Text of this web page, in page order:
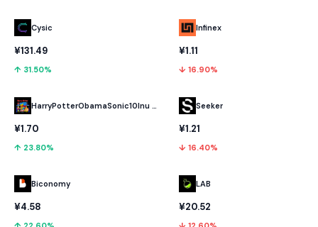
Cysic
¥131.49
↑ 31.50%
HarryPotterObamaSonic10Inu (ETH)
¥1.70
↑ 23.80%
Biconomy
¥4.58
Infinex
¥1.11
↓ 16.90%
Seeker
¥1.21
↓ 16.40%
LAB
¥20.52